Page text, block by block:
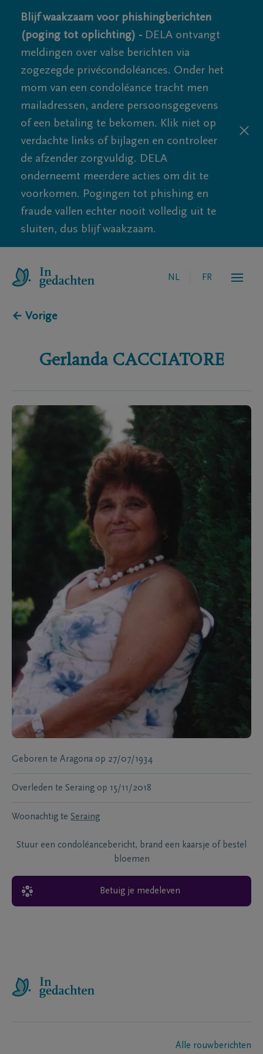
Blijf waakzaam voor phishingberichten
(poging tot oplichting) - DELA ontvangt
meldingen over valse berichten via
zogezegde privécondoléances. Onder het
mom van een condoléance tracht men
mailadressen, andere persoonsgegevens
of een betaling te bekomen. Klik niet op
verdachte links of bijlagen en controleer
de afzender zorgvuldig. DELA
onderneemt meerdere acties om dit te
voorkomen. Pogingen tot phishing en
fraude vallen echter nooit volledig uit te
sluiten, dus blijf waakzaam.
NL FR
← Vorige
Gerlanda CACCIATORE
Geboren te Aragona op 27/07/1934
Overleden te Seraing op 15/11/2018
Woonachtig te Seraing
Stuur een condoléancebericht, brand een kaarsje of bestel
bloemen
Betuig je medeleven
Alle rouwberichten